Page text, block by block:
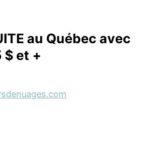
au Québec avec
$ et +